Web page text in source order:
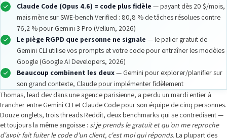
Claude Code (Opus 4.6) = code plus fidèle — payant dès 20 $/mois,
mais mène sur SWE-bench Verified : 80,8 % de tâches résolues contre
76,2 % pour Gemini 3 Pro (Vellum, 2026)
Le piège RGPD que personne ne signale — le palier gratuit de
Gemini CLI utilise vos prompts et votre code pour entraîner les modèles
Google (Google AI Developers, 2026)
Beaucoup combinent les deux— Gemini pour explorer/planifier sur
son grand contexte, Claude pour implémenter fidèlement
Thomas, lead dev dans une agence parisienne, a perdu un mardi entier à
trancher entre Gemini CLI et Claude Code pour son équipe de cinq personnes.
Douze onglets, trois threads Reddit, deux benchmarks qui se contredisent —
et toujours la même angoisse : si je prends le gratuit et qu'on me reproche
d'avoir fait fuiter le code d'un client, c'est moi qui réponds. La plupart des